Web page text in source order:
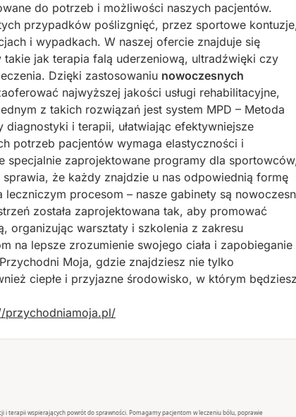
do potrzeb i możliwości naszych pacjentów.
przypadków poślizgnięć, przez sportowe
i wypadkach. W naszej ofercie znajduje się
jak terapia falą uderzeniową, ultradźwięki czy
Dzięki zastosowaniu nowoczesnych
najwyższej jakości usługi rehabilitacyjne,
z takich rozwiązań jest system MPD – Metoda
i terapii, ułatwiając efektywniejsze
potrzeb pacjentów wymaga elastyczności i
specjalnie zaprojektowane programy dla
że każdy znajdzie u nas odpowiednią formę
procesom – nasze gabinety są
została zaprojektowana tak, aby promować
organizując warsztaty i szkolenia z zakresu
na lepsze zrozumienie swojego ciała i zapobieganie
Moja, gdzie znajdziesz nie tylko
ciepłe i przyjazne środowisko, w którym
przychodniamoja.pl/
i terapii wspierających powrót do sprawności. Pomagamy pacjentom w leczeniu bólu, poprawie